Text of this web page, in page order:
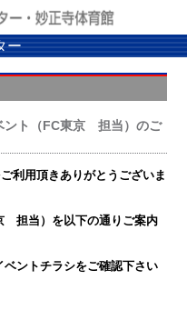
ー
ント（FC東京 担当）のご
利用頂きありがとうございま
担当）を以下の通りご案内
ントチラシをご確認下さい